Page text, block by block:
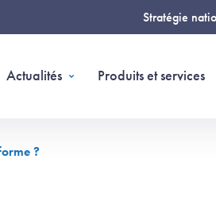
Stratégie
Actualités Produits et services
?